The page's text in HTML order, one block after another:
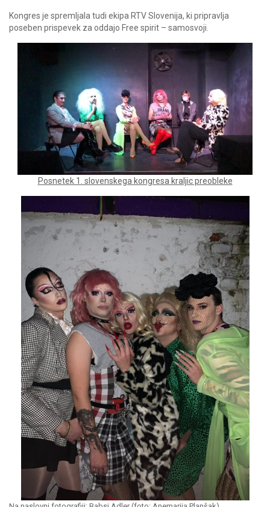
Kongres je spremljala tudi ekipa RTV Slovenija, ki pripravlja
poseben prispevek za oddajo Free spirit – samosvoji.
Posnetek 1. slovenskega kongresa kraljic preobleke